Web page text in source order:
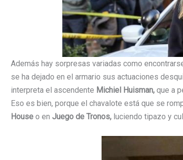
Además hay sorpresas variadas como
se ha dejado en el armario sus actuaciones
interpreta el ascendente Michiel Huisman, que a
Eso es bien, porque el chavalote está que se
House o en Juego de Tronos, luciendo tipazo y